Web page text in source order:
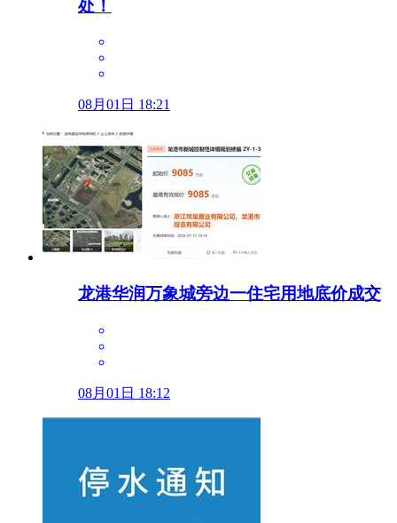
处！
08月01日 18:21
龙港华润万象城旁边一住宅用地底价成交
08月01日 18:12